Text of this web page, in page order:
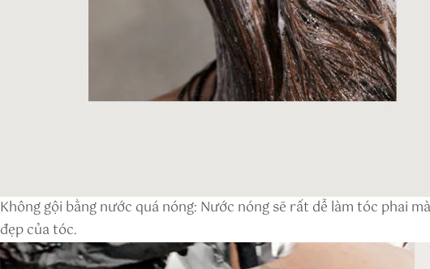
Không gội bằng nước quá nóng: Nước nóng sẽ rất dễ làm tóc phai
đẹp của tóc.